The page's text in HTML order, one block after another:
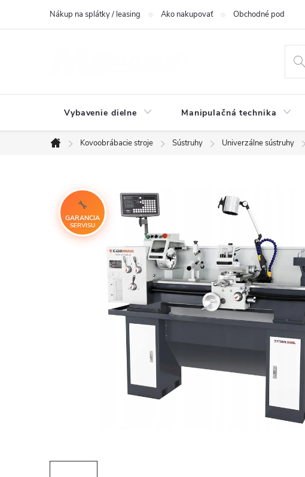
Nákup na splátky / leasing Ako nakupovať Obchodné podmienky
Vybavenie dielne Manipulačná technika
Domov
Kovoobrábacie stroje Sústruhy Univerzálne sústruhy
GARANCIA
SERVISU